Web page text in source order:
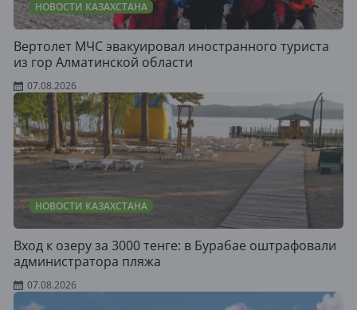
НОВОСТИ КАЗАХСТАНА
Вертолет МЧС эвакуировал иностранного туриста
из гор Алматинской области
07.08.2026
НОВОСТИ КАЗАХСТАНА
Вход к озеру за 3000 тенге: в Бурабае оштрафовали
администратора пляжа
07.08.2026